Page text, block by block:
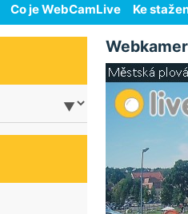
Co je WebCamLive Ke